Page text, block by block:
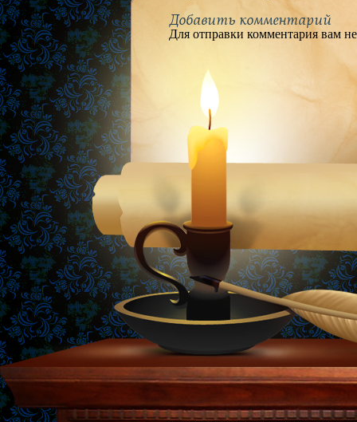
Добавить комментарий
Для отправки комментария вам